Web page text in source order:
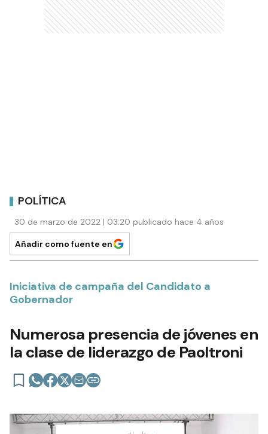
POLÍTICA
30 de marzo de 2022 | 03:20 publicado hace 4 años
Añadir como fuente en
Iniciativa de campaña del Candidato a
Gobernador
Numerosa presencia de jóvenes en
la clase de liderazgo de Paoltroni